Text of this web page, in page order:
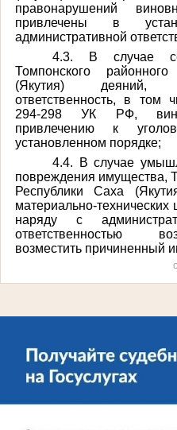
правонарушений
привлечены в
административной
4.3. В случае
Томпонского
(Якутия) деяний,
ответственность, в том
294-298 УК РФ,
привлечению к
установленном порядке;
4.4. В случае
повреждения имущества,
Республики Саха
материально-
наряду с
ответственностью
возместить причиненный